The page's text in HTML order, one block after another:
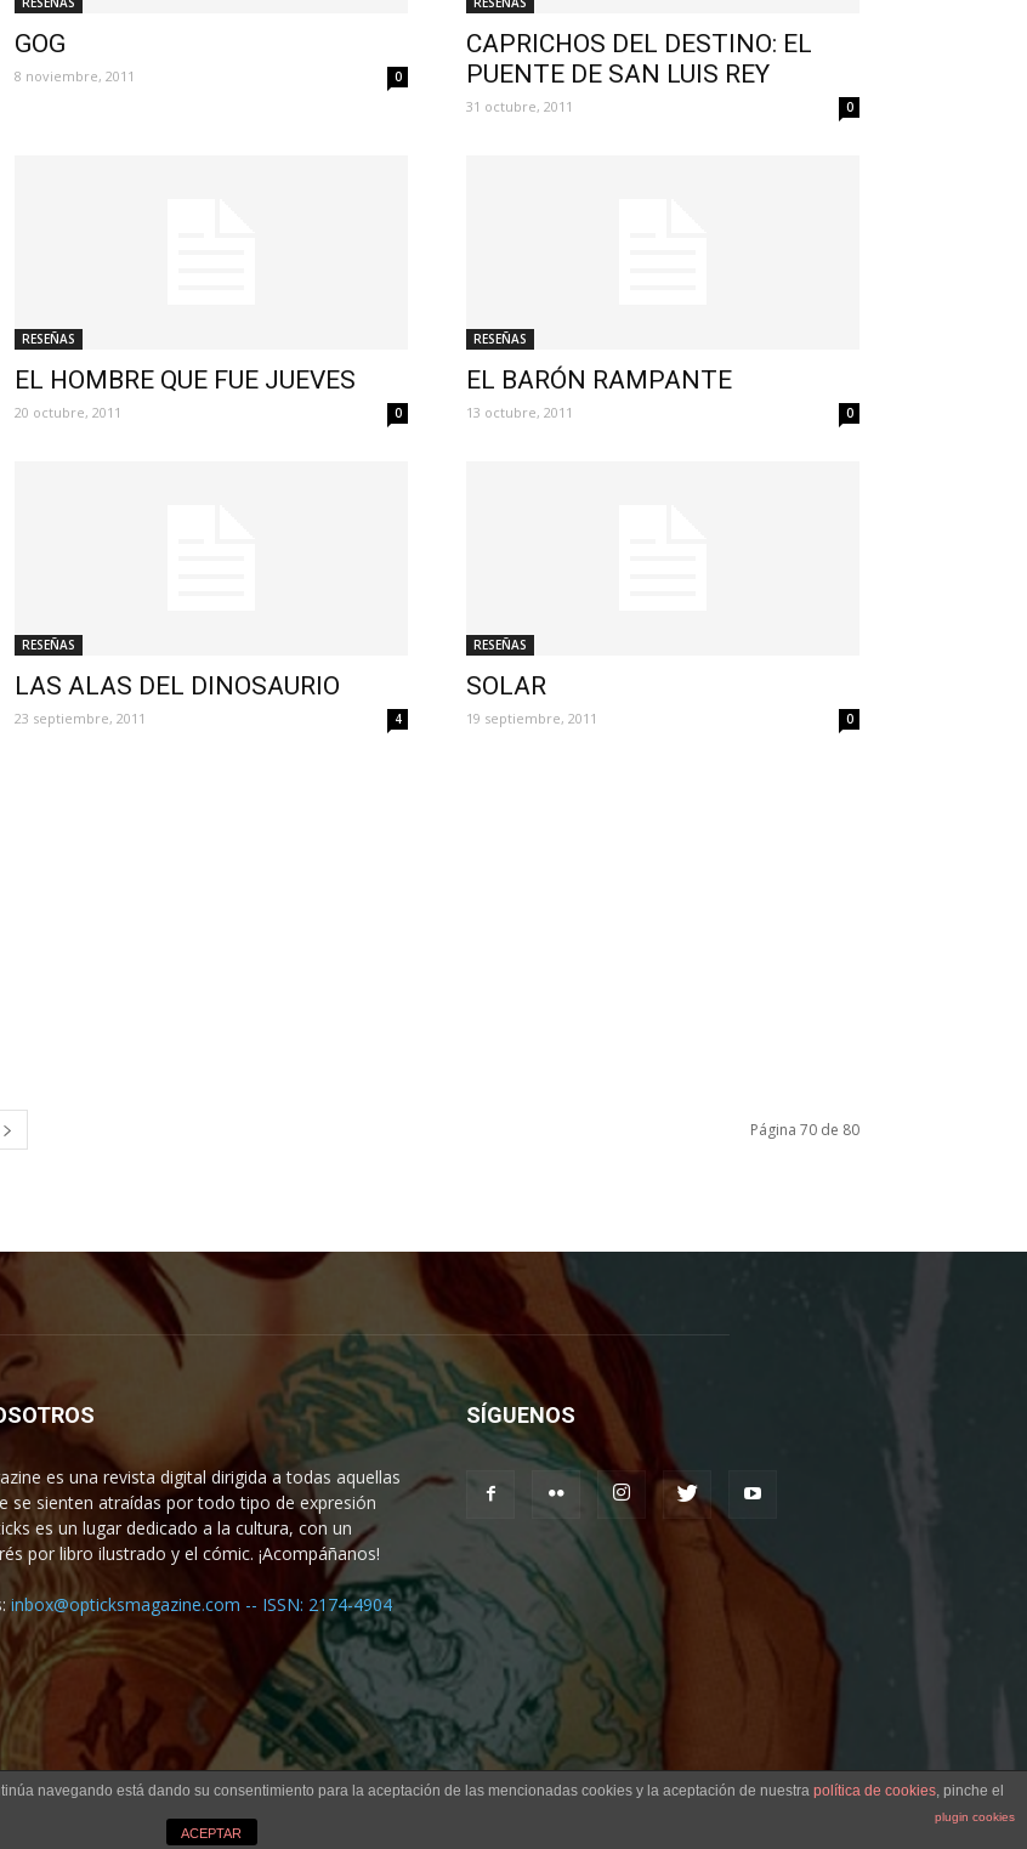
GOG
8 noviembre, 2011 0
CAPRICHOS DEL DESTINO: EL
PUENTE DE SAN LUIS REY
31 octubre, 2011 0
RESEÑAS
EL HOMBRE QUE FUE JUEVES
20 octubre, 2011 0
RESEÑAS
EL BARÓN RAMPANTE
13 octubre, 2011 0
RESEÑAS
LAS ALAS DEL DINOSAURIO
23 septiembre, 2011 4
RESEÑAS
SOLAR
19 septiembre, 2011 0
Página 70 de 80
es una revista digital dirigida a todas aquellas
se sienten atraídas por todo tipo de expresión
es un lugar dedicado a la cultura, con un
por libro ilustrado y el cómic. ¡Acompáñanos!
inbox@opticksmagazine.com -- ISSN: 2174-4904
SÍGUENOS
navegando está dando su consentimiento para la aceptación de las mencionadas cookies y la aceptación de nuestra política de cookies, pinche el
plugin cookies
ACEPTAR